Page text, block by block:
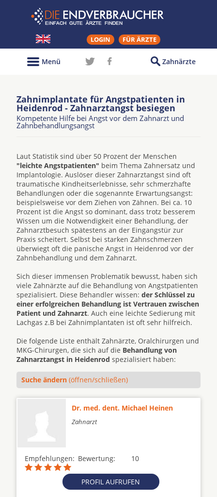
LOGIN FÜR ÄRZTE
Zahnärzte
Menü
Zahnimplantate für Angstpatienten in
Heidenrod - Zahnarztangst besiegen
Kompetente Hilfe bei Angst vor dem Zahnarzt und
Zahnbehandlungsangst
Laut Statistik sind über 50 Prozent der Menschen
"leichte Angstpatienten" beim Thema Zahnersatz und
Implantologie. Auslöser dieser Zahnarztangst sind oft
traumatische Kindheitserlebnisse, sehr schmerzhafte
Behandlungen oder die sogenannte Erwartungsangst:
beispielsweise vor dem Ziehen von Zähnen. Bei ca. 10
Prozent ist die Angst so dominant, dass trotz besserem
Wissen um die Notwendigkeit einer Behandlung, der
Zahnarztbesuch spätestens an der Eingangstür zur
Praxis scheitert. Selbst bei starken Zahnschmerzen
überwiegt oft die panische Angst in Heidenrod vor der
Zahnbehandlung und dem Zahnarzt.
Sich dieser immensen Problematik bewusst, haben sich
viele Zahnärzte auf die Behandlung von Angstpatienten
spezialisiert. Diese Behandler wissen: der Schlüssel zu
einer erfolgreichen Behandlung ist Vertrauen zwischen
Patient und Zahnarzt. Auch eine leichte Sedierung mit
Lachgas z.B bei Zahnimplantaten ist oft sehr hilfreich.
Die folgende Liste enthält Zahnärzte, Oralchirurgen und
MKG-Chirurgen, die sich auf die Behandlung von
Zahnarztangst in Heidenrod spezialisiert haben:
Suche ändern (öffnen/schließen)
Dr. med. dent. Michael Heinen
Zahnarzt
Empfehlungen: 10
Bewertung:
PROFIL AUFRUFEN